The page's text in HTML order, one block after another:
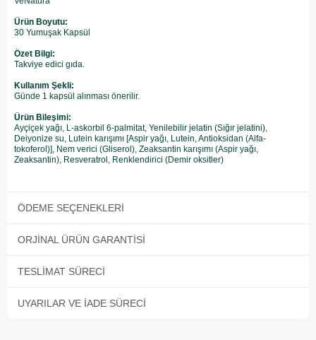
Ürün Boyutu:
30 Yumuşak Kapsül
Özet Bilgi:
Takviye edici gıda.
Kullanım Şekli:
Günde 1 kapsül alınması önerilir.
Ürün Bileşimi:
Ayçiçek yağı, L-askorbil 6-palmitat, Yenilebilir jelatin (Sığır jelatini),
Deiyonize su, Lutein karışımı [Aspir yağı, Lutein, Antioksidan (Alfa-
tokoferol)], Nem verici (Gliserol), Zeaksantin karışımı (Aspir yağı,
Zeaksantin), Resveratrol, Renklendirici (Demir oksitler)
ÖDEME SEÇENEKLERI
ORJINAL ÜRÜN GARANTISI
TESLIMAT SÜRECI
UYARILAR VE İADE SÜRECI